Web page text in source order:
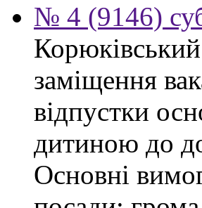
№ 4 (9146)
заміщення
відпустки
дитиною до
Основні